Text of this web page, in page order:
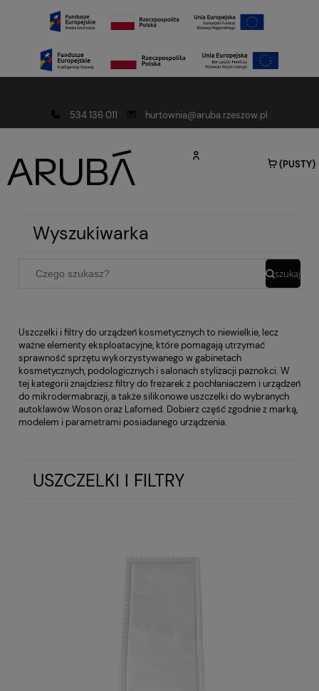
534 136 011
hurtownia@aruba.rzeszow.pl
(PUSTY)
Wyszukiwarka
szukaj
Uszczelki i filtry do urządzeń kosmetycznych to niewielkie, lecz
ważne elementy eksploatacyjne, które pomagają utrzymać
sprawność sprzętu wykorzystywanego w gabinetach
kosmetycznych, podologicznych i salonach stylizacji paznokci. W
tej kategorii znajdziesz filtry do frezarek z pochłaniaczem i urządzeń
do mikrodermabrazji, a także silikonowe uszczelki do wybranych
autoklawów Woson oraz Lafomed. Dobierz część zgodnie z marką,
modelem i parametrami posiadanego urządzenia.
USZCZELKI I FILTRY